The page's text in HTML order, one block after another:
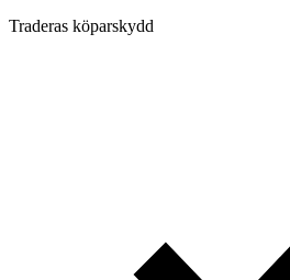
Traderas köparskydd